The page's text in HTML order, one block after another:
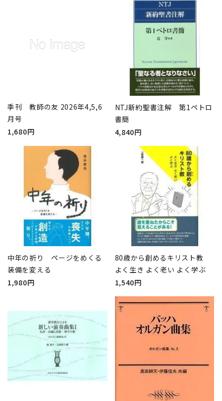
季刊 教師の友 2026年4,5,6
月号
1,680円
NTJ新約聖書注解 第1ペトロ
書簡
4,840円
中年の祈り ページをめくる
装備を変える
1,980円
80歳から創めるキリスト教
よく生き よく老い よく学ぶ
1,540円